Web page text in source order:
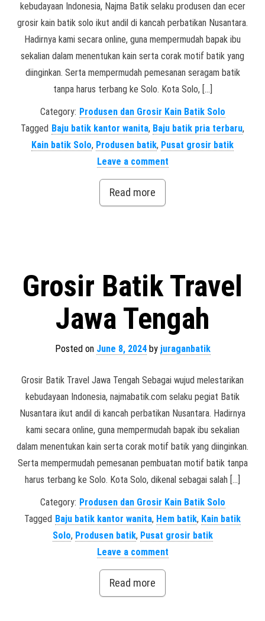
kebudayaan Indonesia, Najma Batik selaku produsen dan ecer
grosir kain batik solo ikut andil di kancah perbatikan Nusantara.
Hadirnya kami secara online, guna mempermudah bapak ibu
sekalian dalam menentukan kain serta corak motif batik yang
diinginkan. Serta mempermudah pemesanan seragam batik
tanpa harus terbang ke Solo. Kota Solo, […]
Category: Produsen dan Grosir Kain Batik Solo
Tagged Baju batik kantor wanita, Baju batik pria terbaru,
Kain batik Solo, Produsen batik, Pusat grosir batik
Leave a comment
Read more
Grosir Batik Travel
Jawa Tengah
Posted on June 8, 2024by juraganbatik
Grosir Batik Travel Jawa Tengah Sebagai wujud melestarikan
kebudayaan Indonesia, najmabatik.com selaku pegiat Batik
Nusantara ikut andil di kancah perbatikan Nusantara. Hadirnya
kami secara online, guna mempermudah bapak ibu sekalian
dalam menentukan kain serta corak motif batik yang diinginkan.
Serta mempermudah pemesanan pembuatan motif batik tanpa
harus terbang ke Solo. Kota Solo, dikenal sebagai salah […]
Category: Produsen dan Grosir Kain Batik Solo
Tagged Baju batik kantor wanita, Hem batik, Kain batik
Solo, Produsen batik, Pusat grosir batik
Leave a comment
Read more